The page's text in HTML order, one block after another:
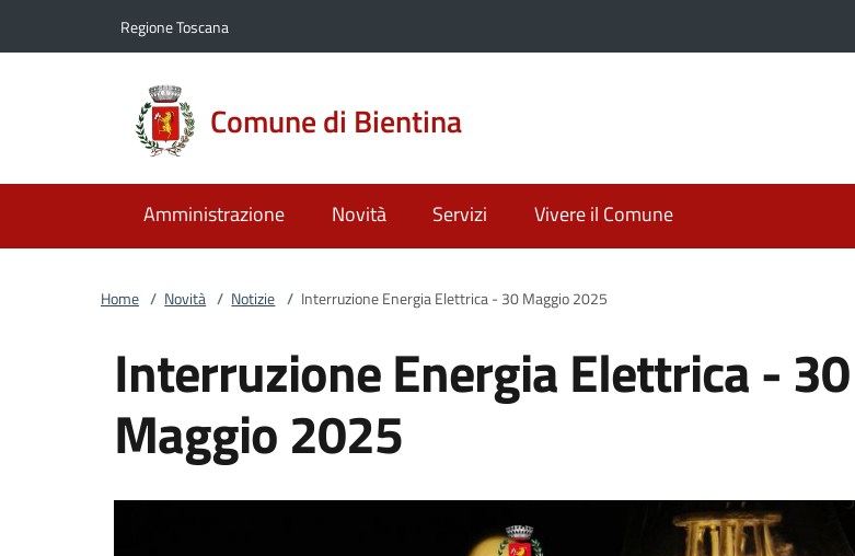
Regione Toscana
Comune di Bientina
Amministrazione Novità Servizi Vivere il Comune
Home / Novità / Notizie / Interruzione Energia Elettrica - 30 Maggio 2025
Interruzione Energia Elettrica - 30
Maggio 2025